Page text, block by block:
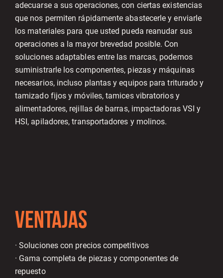
adecuarse a sus operaciones, con ciertas existencias
que nos permiten rápidamente abastecerle y enviarle
los materiales para que usted pueda reanudar sus
operaciones a la mayor brevedad posible. Con
soluciones adaptables entre las marcas, podemos
suministrarle los componentes, piezas y máquinas
necesarios, incluso plantas y equipos para triturado y
tamizado fijos y móviles, tamices vibratorios y
alimentadores, rejillas de barras, impactadoras VSI y
HSI, apiladores, transportadores y molinos.
VENTAJAS
· Soluciones con precios competitivos
· Gama completa de piezas y componentes de
repuesto